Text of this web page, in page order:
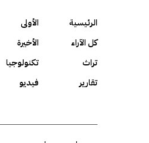
الرئيسية الأولى
كل الآراء
الأخيرة
تراث
تكنولوجيا
تقارير
فيديو